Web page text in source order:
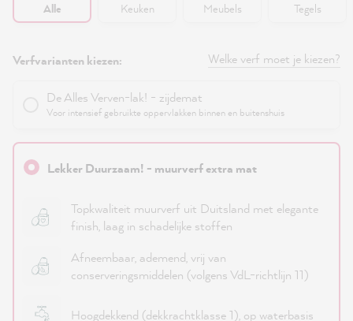
Alle Keuken Meubels Tegels
Verfvarianten kiezen: Welke verf moet je kiezen?
De Alles Verven-lak! - zijdemat
Voor intensief gebruikte oppervlakken binnen en buitenshuis
Lekker Duurzaam! - muurverf extra mat
Topkwaliteit muurverf uit Duitsland met elegante
finish, laag in schadelijke stoffen
Afneembaar, ademend, vrij van
conserveringsmiddelen (volgens VdL-richtlijn 11)
Hoogdekkend (dekkrachtklasse 1), op waterbasis